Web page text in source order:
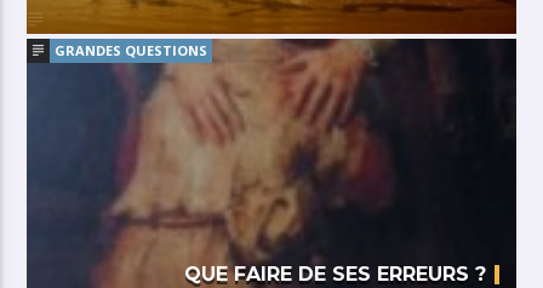
GRANDES QUESTIONS
QUE FAIRE DE SES ERREURS ?